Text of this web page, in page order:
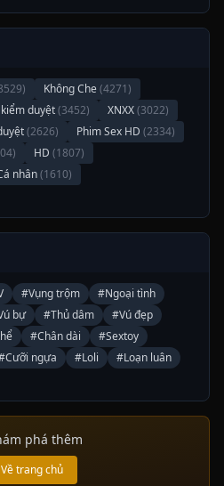
Không Che(4271)
duyệt(3452) XNXX(3022)
(2626) Phim Sex HD (2334)
HD (1807)
nhân(1610)
#Vụng trộm
#Ngoại tình
bự #Thủ dâm
#Vú đẹp
#Chân dài
#Sextoy
ngựa #Loli
#Loạn luân
phá thêm
trang chủ